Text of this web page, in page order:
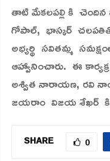
తాటి మేకలపల్లి కి
గోపాల్, భాస్కర్ చలపతితో
అభ్యర్థి సవితమ్మ
ఆహ్వానించారు. ఈ
అశ్విత నారాయణ, రవి
జయరాం విజయ శేఖర్ కిషోర్
SHARE 0